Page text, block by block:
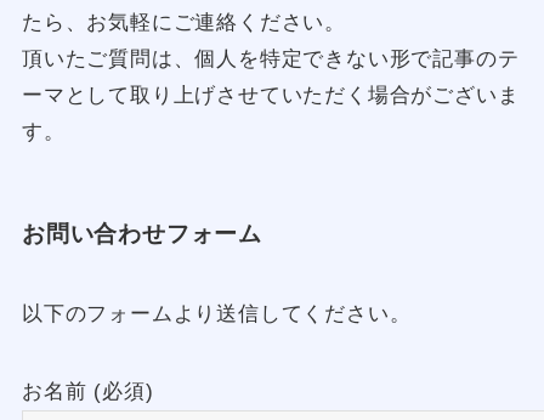
たら、お気軽にご連絡ください。
頂いたご質問は、個人を特定できない形で記事のテ
ーマとして取り上げさせていただく場合がございま
す。
お問い合わせフォーム
以下のフォームより送信してください。
お名前 (必須)